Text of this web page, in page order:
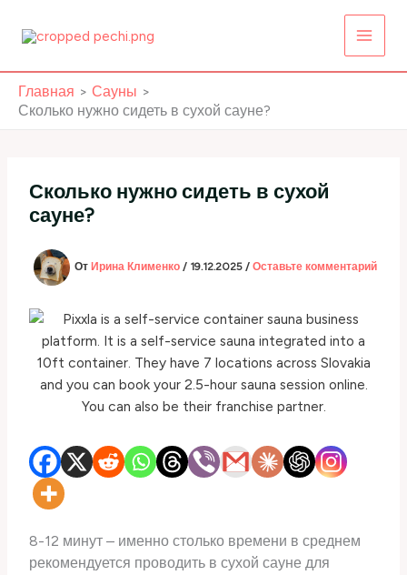
Главная
Сауны
Сколько нужно сидеть в сухой сауне?
Сколько нужно сидеть в сухой
сауне?
От Ирина Клименко/ 19.12.2025/Оставьте комментарий
8-12 минут – именно столько времени в среднем
рекомендуется проводить в сухой сауне для